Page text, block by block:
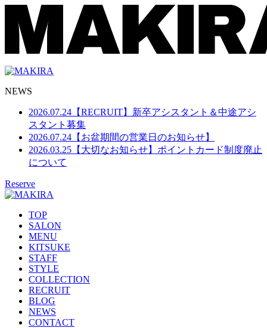
NEWS
2026.07.24 【RECRUIT】新卒アシスタント＆中途アシ
スタント募集
2026.07.24 【お盆期間の営業日のお知らせ】
2026.03.25 【大切なお知らせ】ポイントカード制度廃止
について
Reserve
TOP
SALON
MENU
KITSUKE
STAFF
STYLE
COLLECTION
RECRUIT
BLOG
NEWS
CONTACT